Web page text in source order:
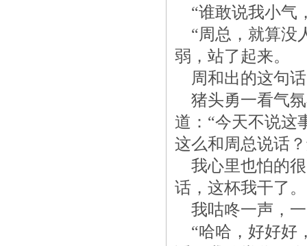
“谁敢说我小气
“周总，就算没
弱，站了起来。
周和出的这句话
猪头勇一看气氛
道：“今天不说这
这么和周总说话
我心里也怕的很
话，这杯我干了
我咕咚一声，
“哈哈，好好好